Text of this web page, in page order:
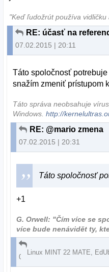
"Keď ľudožrút používa
RE: účasť na
07.02.2015 | 20:11
Táto spoločnosť
snažím zmeniť prístupom
Táto správa neobsahuje
Windows.http://
RE: @mario zmena
07.02.2015 | 20:31
Táto spoločnosť
+1
G. Orwell: "Čím více se
více bude nenávidět ty,
07.02.2015 | 20:33
Linux MINT 22 MATE,